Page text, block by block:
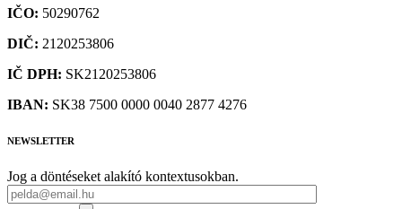
IČO: 50290762
DIČ: 2120253806
IČ DPH: SK2120253806
IBAN: SK38 7500 0000 0040 2877 4276
NEWSLETTER
Jog a döntéseket alakító kontextusokban.